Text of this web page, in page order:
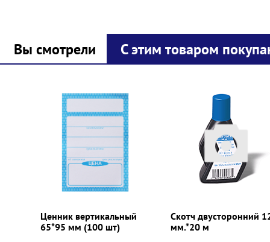
Вы смотрели С этим товаром
Ценник вертикальный
65*95 мм (100 шт)
Скотч двусторонний
мм.*20 м